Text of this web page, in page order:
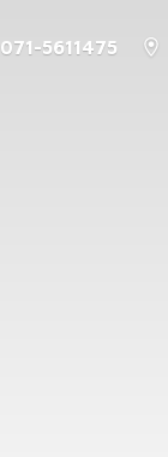
071-5611475